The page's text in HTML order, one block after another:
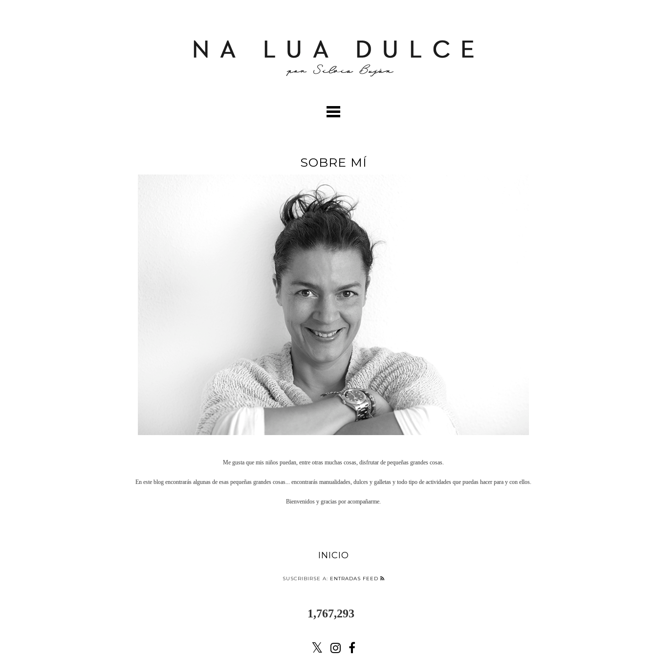
SOBRE MÍ
Me gusta que mis niños puedan, entre otras muchas cosas, disfrutar de pequeñas grandes cosas.
En este blog encontrarás algunas de esas pequeñas grandes cosas... encontrarás manualidades, dulces y galletas y todo tipo de actividades que puedas hacer para y con ellos.
Bienvenidos y gracias por acompañarme.
INICIO
SUSCRIBIRSE A: ENTRADAS FEED
1,767,293